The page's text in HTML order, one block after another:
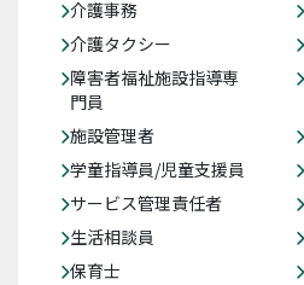
介護事務
介護タクシー
障害者福祉施設指導専
門員
施設管理者
学童指導員/児童支援員
サービス管理責任者
生活相談員
保育士